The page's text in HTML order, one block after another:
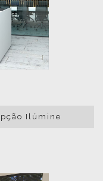
Ilúmine